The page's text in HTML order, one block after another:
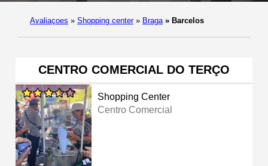
Avaliaçoes » Shopping center » Braga » Barcelos
CENTRO COMERCIAL DO TERÇO
Shopping Center
Centro Comercial